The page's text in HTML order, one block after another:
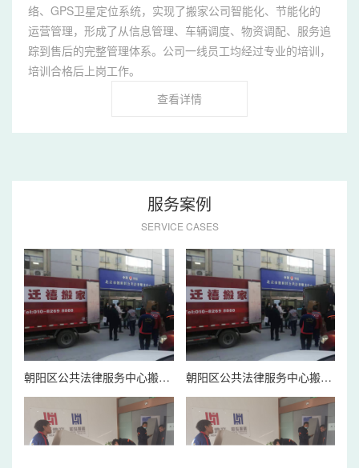
络、GPS卫星定位系统，实现了搬家公司智能化、节能化的
运营管理，形成了从信息管理、车辆调度、物资调配、服务追
踪到售后的完整管理体系。公司一线员工均经过专业的培训，
培训合格后上岗工作。
查看详情
服务案例
SERVICE CASES
朝阳区公共法律服务中心搬家案例 朝阳区公共法律服务中心搬家案例